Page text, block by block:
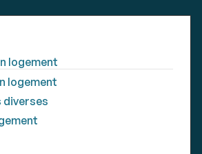
logement
logement
diverses